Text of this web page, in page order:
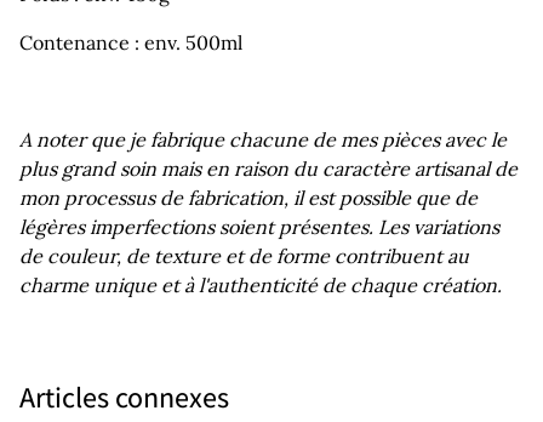
Contenance : env. 500ml
A noter que je fabrique chacune de mes pièces avec le
plus grand soin mais en raison du caractère artisanal de
mon processus de fabrication, il est possible que de
légères imperfections soient présentes. Les variations
de couleur, de texture et de forme contribuent au
charme unique et à l'authenticité de chaque création.
Articles connexes